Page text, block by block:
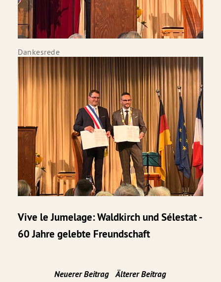
Dankesrede
Vive le Jumelage: Waldkirch und Sélestat -
60 Jahre gelebte Freundschaft
Neuerer Beitrag Älterer Beitrag